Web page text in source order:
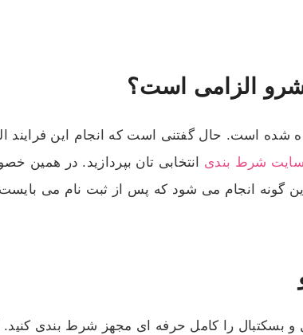
الزامی است؟
است. حال گفتنی است که انجام این فرایند
سایت شرط بندی انتخابی تان بپردازید. در همین
گونه انجام می شود که پس از ثبت نام می‌
بسکتبال را کامل حرفه ای مجهز شرط بندی کنید.